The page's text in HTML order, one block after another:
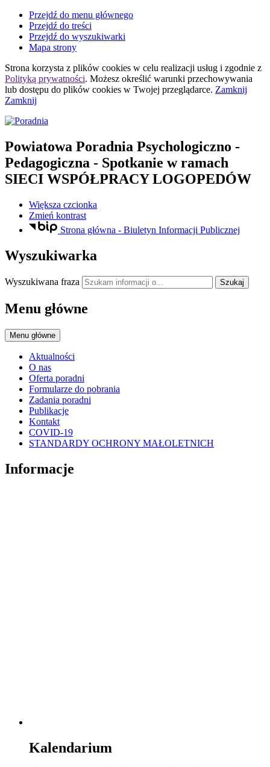
Przejdź do menu głównego
Przejdź do treści
Przejdź do wyszukiwarki
Mapa strony
Strona korzysta z plików cookies w celu realizacji usług i zgodnie z
Polityką prywatności. Możesz określić warunki przechowywania
lub dostępu do plików cookies w Twojej przeglądarce. Zamknij
Zamknij
Powiatowa Poradnia Psychologiczno -
Pedagogiczna - Spotkanie w ramach
SIECI WSPÓŁPRACY LOGOPEDÓW
Większa czcionka
Zmień kontrast
Strona główna - Biuletyn Informacji Publicznej
Wyszukiwarka
Wyszukiwana fraza Szukaj
Menu główne
Menu główne
Aktualności
O nas
Oferta poradni
Formularze do pobrania
Zadania poradni
Publikacje
Kontakt
COVID-19
STANDARDY OCHRONY MAŁOLETNICH
Informacje
Kalendarium